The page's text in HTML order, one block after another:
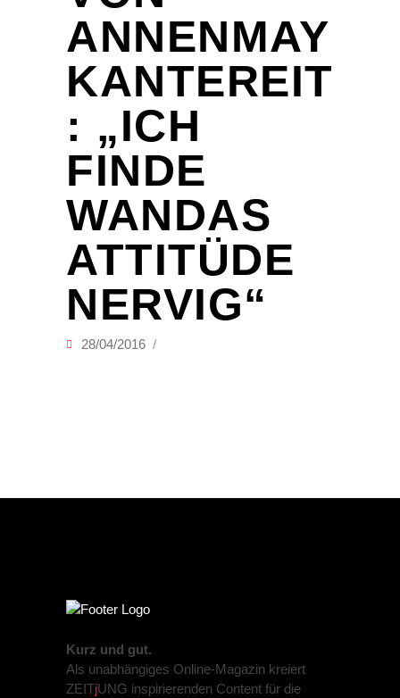
ANNENMAY
KANTEREIT
: „ICH
FINDE
WANDAS
ATTITÜDE
NERVIG“
28/04/2016
Kurz und gut.
Als unabhängiges Online-Magazin kreiert
ZEITjUNG inspirierenden Content für die